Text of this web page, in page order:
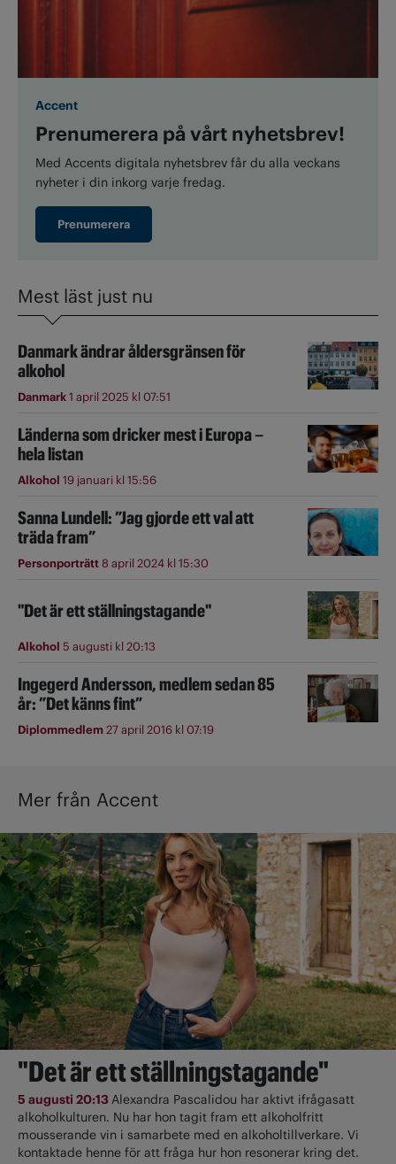
Accent
Prenumerera på vårt nyhetsbrev!
Med Accents digitala nyhetsbrev får du alla veckans
nyheter i din inkorg varje fredag.
Prenumerera
Mest läst just nu
Danmark ändrar åldersgränsen för
alkohol
Danmark1 april 2025 kl 07:51
Länderna som dricker mest i Europa –
hela listan
Alkohol 19 januari kl 15:56
Sanna Lundell: ”Jag gjorde ett val att
träda fram”
Personporträtt8 april 2024 kl 15:30
"Det är ett ställningstagande"
Alkohol 5 augusti kl 20:13
Ingegerd Andersson, medlem sedan 85
år: ”Det känns fint”
Diplommedlem27 april 2016 kl 07:19
Mer från Accent
"Det är ett ställningstagande"
5 augusti 20:13Alexandra Pascalidou har aktivt ifrågasatt
alkoholkulturen. Nu har hon tagit fram ett alkoholfritt
mousserande vin i samarbete med en alkoholtillverkare. Vi
kontaktade henne för att fråga hur hon resonerar kring det.